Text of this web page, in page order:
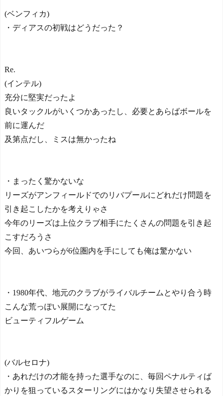
(ベンフィカ)
・ディアスの初戦はどうだった？
Re.
(インテル)
充分に堅実だったよ
良いタックルがいくつかあったし、必要とあらばボールを
前に運んだ
及第点だし、ミスは無かったね
・まったく驚かないな
リーズがアンフィールドでのリバプールにどれだけ問題を
引き起こしたかを考えりゃさ
今年のリーズは上位クラブ相手にたくさんの問題を引き起
こすだろうさ
今回、あいつらが6位圏内を手にしても俺は驚かない
・1980年代、地元のクラブがライバルチームとやり合う時
こんな荒っぽい展開になってた
ビューティフルゲーム
(バルセロナ)
・あれだけの才能を持った選手なのに、毎回ペナルティば
かりを狙っているスターリングにはかなり失望させられる